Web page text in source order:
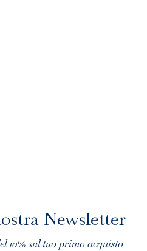
Newsletter
10% sul tuo primo acquisto